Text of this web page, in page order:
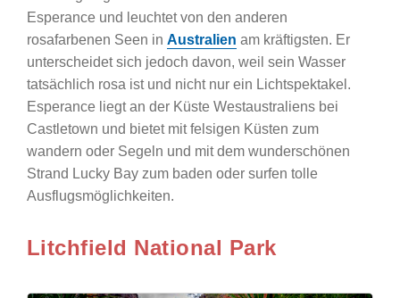
Esperance und leuchtet von den anderen
rosafarbenen Seen in Australien am kräftigsten. Er
unterscheidet sich jedoch davon, weil sein Wasser
tatsächlich rosa ist und nicht nur ein Lichtspektakel.
Esperance liegt an der Küste Westaustraliens bei
Castletown und bietet mit felsigen Küsten zum
wandern oder Segeln und mit dem wunderschönen
Strand Lucky Bay zum baden oder surfen tolle
Ausflugsmöglichkeiten.
Litchfield National Park